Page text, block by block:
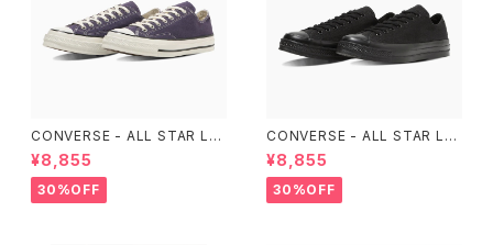
CONVERSE - ALL STAR LG
CY OX （Purple）
¥8,855
30%OFF
CONVERSE - ALL STAR LG
CY OX （ALL BLACK)
¥8,855
30%OFF